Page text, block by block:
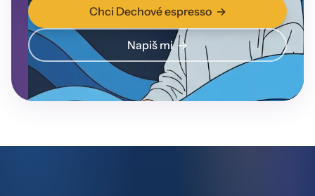
Chci Dechové espresso
Napiš mi